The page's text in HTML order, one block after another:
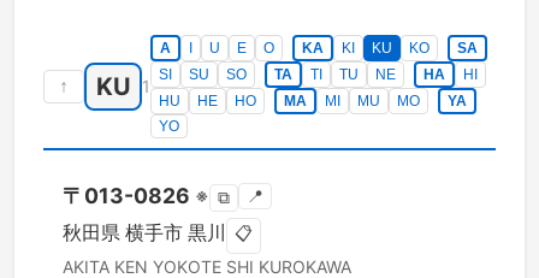
↑ KU 1
A U E O KA KI KU KO
SA
SI
SU SO TA TI TU NE HA
HI
HU
HE HO MA MI MU MO
YA
YO
〒 013-0826 ※ ⧉ 📍
秋田県 横手市 黒川 📋
AKITA KEN YOKOTE SHI KUROKAWA